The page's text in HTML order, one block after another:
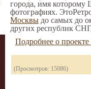
города, имя которому
фотографиях.
Москвы до самых до
других республик
Подробнее о проекте
(Просмотров: 15086)